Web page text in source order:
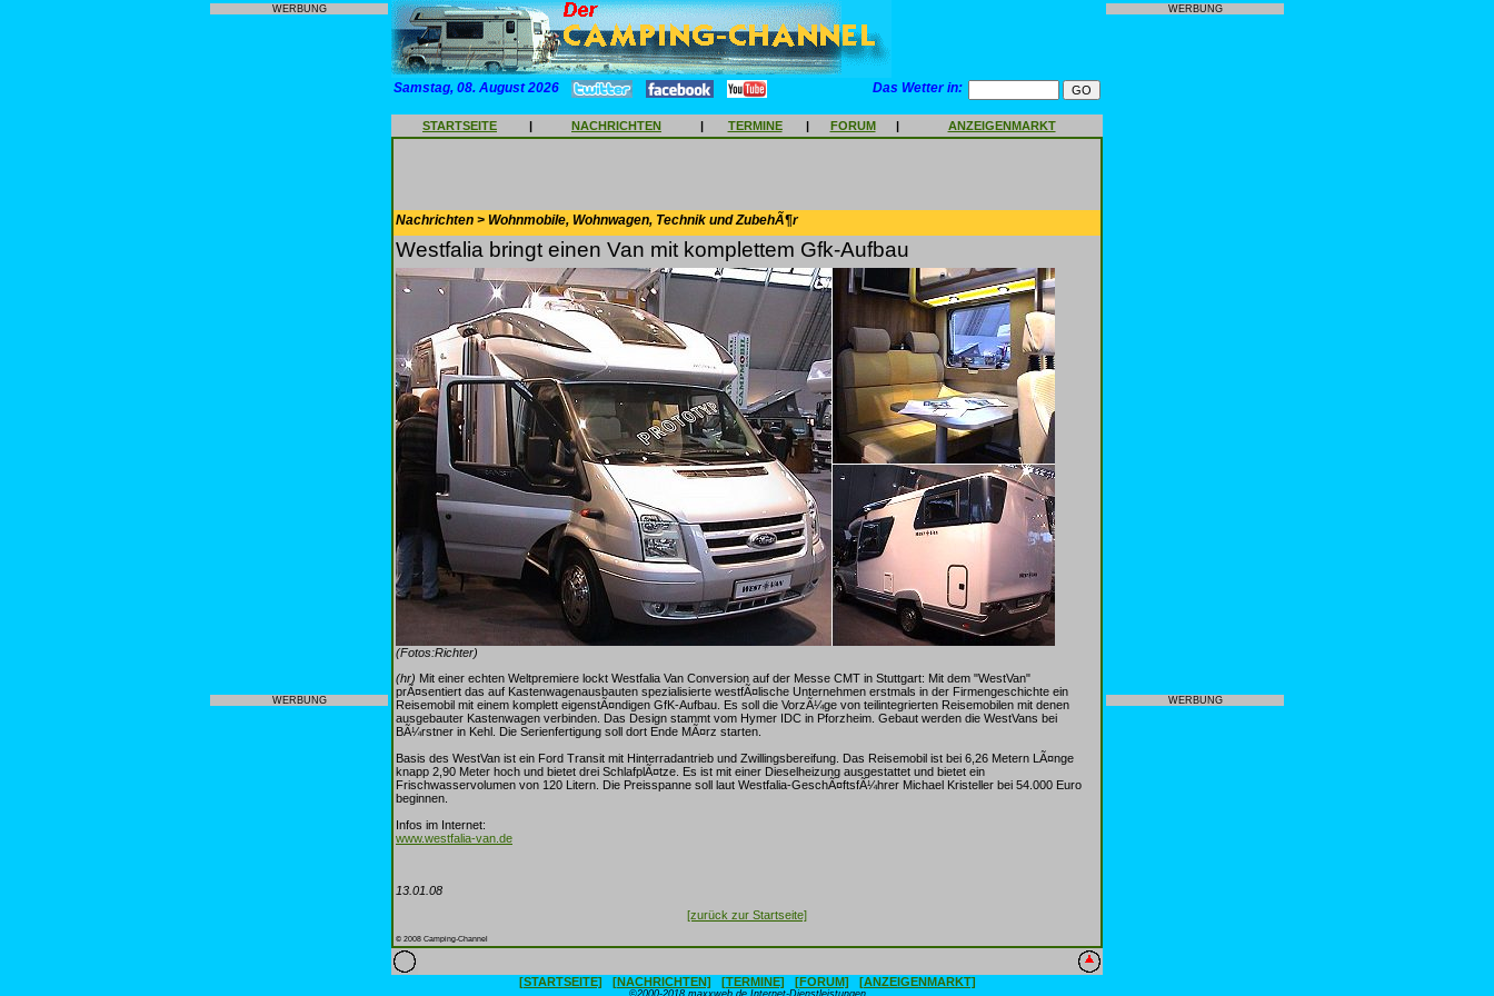
WERBUNG
WERBUNG
Samstag, 08. August 2026 Das Wetter in:
STARTSEITE | NACHRICHTEN | TERMINE | FORUM | ANZEIGENMARKT
Nachrichten > Wohnmobile, Wohnwagen, Technik und ZubehÃ¶r
Westfalia bringt einen Van mit komplettem Gfk-Aufbau
(Fotos:Richter)
(hr) Mit einer echten Weltpremiere lockt Westfalia Van Conversion auf der Messe CMT in Stuttgart: Mit dem "WestVan"
prÃ¤sentiert das auf Kastenwagenausbauten spezialisierte westfÃ¤lische Unternehmen erstmals in der Firmengeschichte ein
Reisemobil mit einem komplett eigenstÃ¤ndigen GfK-Aufbau. Es soll die VorzÃ¼ge von teilintegrierten Reisemobilen mit denen
ausgebauter Kastenwagen verbinden. Das Design stammt vom Hymer IDC in Pforzheim. Gebaut werden die WestVans bei
BÃ¼rstner in Kehl. Die Serienfertigung soll dort Ende MÃ¤rz starten.
Basis des WestVan ist ein Ford Transit mit Hinterradantrieb und Zwillingsbereifung. Das Reisemobil ist bei 6,26 Metern LÃ¤nge
knapp 2,90 Meter hoch und bietet drei SchlafplÃ¤tze. Es ist mit einer Dieselheizung ausgestattet und bietet ein
Frischwasservolumen von 120 Litern. Die Preisspanne soll laut Westfalia-GeschÃ¤ftsfÃ¼hrer Michael Kristeller bei 54.000 Euro
beginnen.
Infos im Internet:
www.westfalia-van.de
13.01.08
[zurück zur Startseite]
© 2008 Camping-Channel
[STARTSEITE] [NACHRICHTEN] [TERMINE] [FORUM] [ANZEIGENMARKT]
©2000-2018 maxxweb.de Internet-Dienstleistungen
WERBUNG
WERBUNG